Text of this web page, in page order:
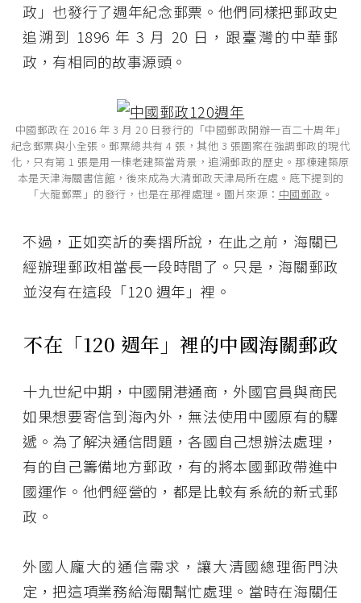
政」也發行了週年紀念郵票。他們同樣把郵政史
追溯到 1896 年 3 月 20 日，跟臺灣的中華郵
政，有相同的故事源頭。
中國郵政在 2016 年 3 月 20 日發行的「中國郵政開辦一百二十周年」
紀念郵票與小全張。郵票總共有 4 張，其他 3 張圖案在強調郵政的現代
化，只有第 1 張是用一棟老建築當背景，追溯郵政的歷史。那棟建築原
本是天津海關書信館，後來成為大清郵政天津局所在處。底下提到的
「大龍郵票」的發行，也是在那裡處理。圖片來源： 中國郵政 。
不過，正如奕訢的奏摺所說，在此之前，海關已
經辦理郵政相當長一段時間了。只是，海關郵政
並沒有在這段「120 週年」裡。
不在「120 週年」裡的中國海關郵政
十九世紀中期，中國開港通商，外國官員與商民
如果想要寄信到海內外，無法使用中國原有的驛
遞。為了解決通信問題，各國自己想辦法處理，
有的自己籌備地方郵政，有的將本國郵政帶進中
國運作。他們經營的，都是比較有系統的新式郵
政。
外國人龐大的通信需求，讓大清國總理衙門決
定，把這項業務給海關幫忙處理。當時在海關任